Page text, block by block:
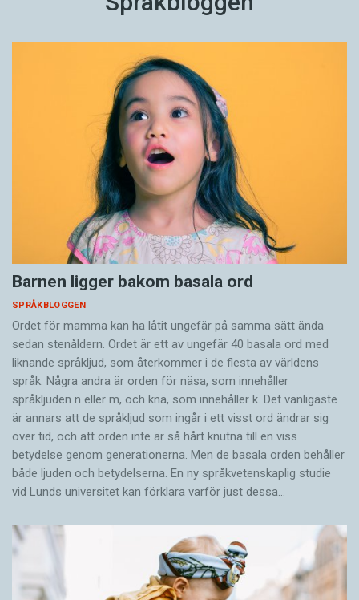
Barnen ligger bakom basala ord
SPRÅKBLOGGEN
Ordet för mamma kan ha låtit ungefär på samma sätt ända
sedan stenåldern. Ordet är ett av ungefär 40 basala ord med
liknande språkljud, som återkommer i de flesta av världens
språk. Några andra är orden för näsa, som innehåller
språkljuden n eller m, och knä, som innehåller k. Det vanligaste
är annars att de språkljud som ingår i ett visst ord ändrar sig
över tid, och att orden inte är så hårt knutna till en viss
betydelse genom generationerna. Men de basala orden behåller
både ljuden och betydelserna. En ny språkvetenskaplig studie
vid Lunds universitet kan förklara varför just dessa…